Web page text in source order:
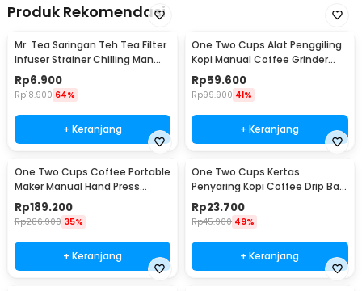
Produk Rekomendasi
Mr. Tea Saringan Teh Tea Filter
Infuser Strainer Chilling Man
Silicon - MR03
Rp6.900
Rp18.900 64%
+ Keranjang
One Two Cups Alat Penggiling
Kopi Manual Coffee Grinder
Portable - WFCG9800
Rp59.600
Rp99.900 41%
+ Keranjang
One Two Cups Coffee Portable
Maker Manual Hand Press
Espresso 300ml - T35066
Rp189.200
Rp286.900 35%
+ Keranjang
One Two Cups Kertas
Penyaring Kopi Coffee Drip Bag
Paper Filter 50PCS - T111
Rp23.700
Rp45.900 49%
+ Keranjang